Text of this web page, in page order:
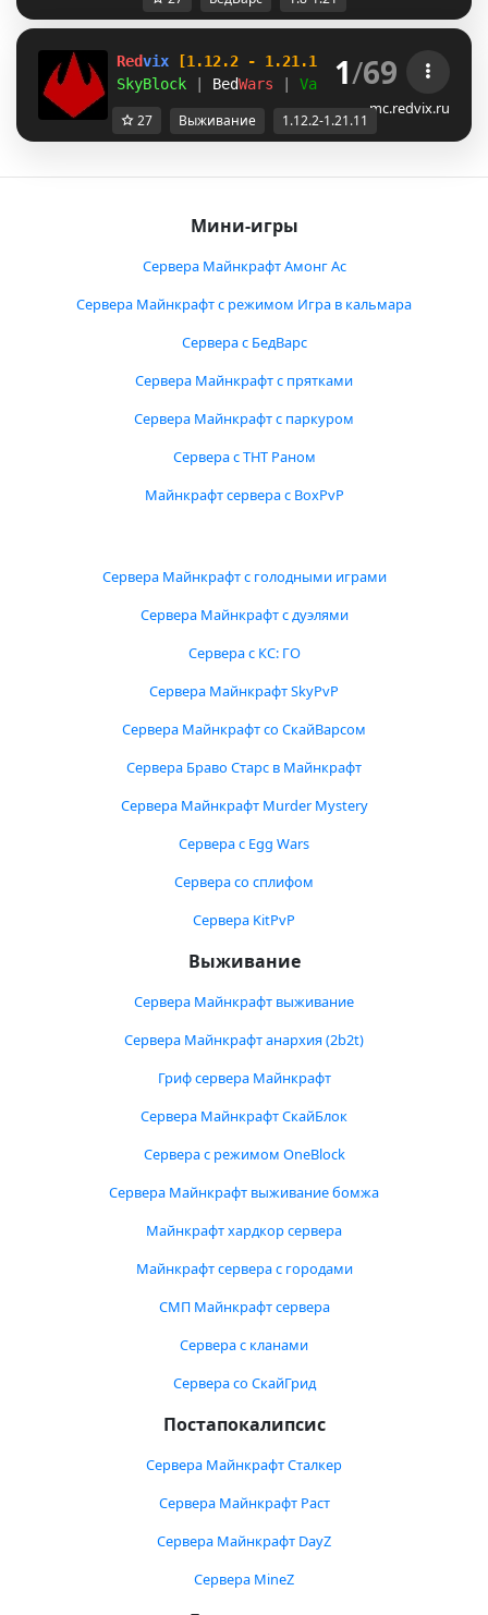
Redvix
[1.12.2 - 1.21.11]
SkyBlock
BedWars Vanilla:SMP+
1/69
mc.redvix.ru
27 Выживание 1.12.2-1.21.11
Мини-игры
Сервера Майнкрафт Амонг Ас
Сервера Майнкрафт с режимом Игра в кальмара
Сервера с БедВарс
Сервера Майнкрафт с прятками
Сервера Майнкрафт с паркуром
Сервера с ТНТ Раном
Майнкрафт сервера с BoxPvP
Сервера Майнкрафт с голодными играми
Сервера Майнкрафт с дуэлями
Сервера с КС: ГО
Сервера Майнкрафт SkyPvP
Сервера Майнкрафт со СкайВарсом
Сервера Браво Старс в Майнкрафт
Сервера Майнкрафт Murder Mystery
Сервера с Egg Wars
Сервера со сплифом
Сервера KitPvP
Выживание
Сервера Майнкрафт выживание
Сервера Майнкрафт анархия (2b2t)
Гриф сервера Майнкрафт
Сервера Майнкрафт СкайБлок
Сервера с режимом OneBlock
Сервера Майнкрафт выживание бомжа
Майнкрафт хардкор сервера
Майнкрафт сервера с городами
СМП Майнкрафт сервера
Сервера с кланами
Сервера со СкайГрид
Постапокалипсис
Сервера Майнкрафт Сталкер
Сервера Майнкрафт Раст
Сервера Майнкрафт DayZ
Сервера MineZ